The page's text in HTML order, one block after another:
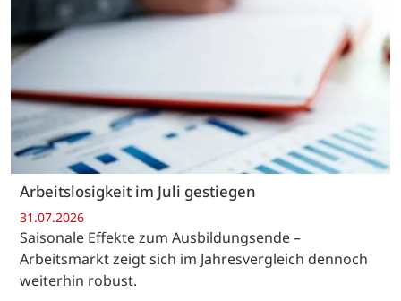
Arbeitslosigkeit im Juli gestiegen
31.07.2026
Saisonale Effekte zum Ausbildungsende –
Arbeitsmarkt zeigt sich im Jahresvergleich dennoch
weiterhin robust.